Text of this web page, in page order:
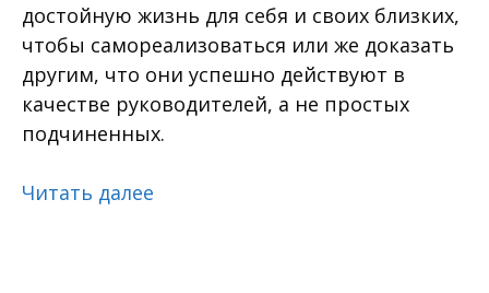
достойную жизнь для себя и своих близких,
чтобы самореализоваться или же доказать
другим, что они успешно действуют в
качестве руководителей, а не простых
подчиненных.
Читать далее